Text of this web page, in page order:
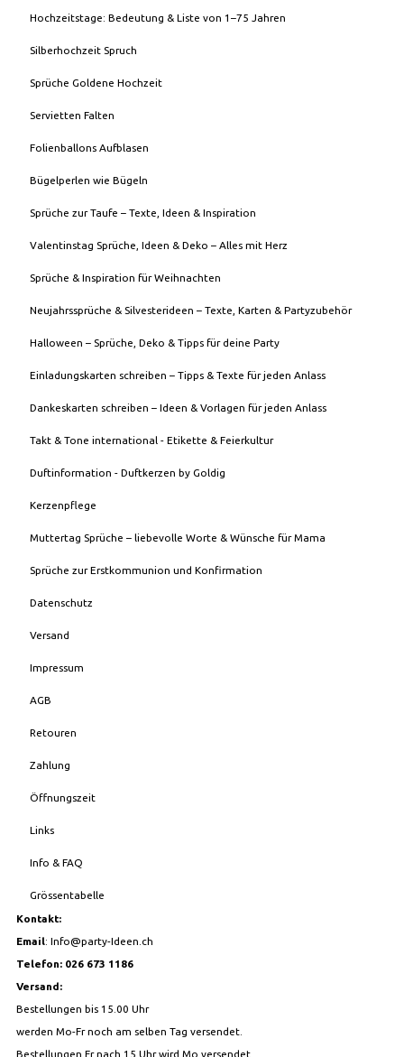
Hochzeitstage: Bedeutung & Liste von 1–75 Jahren
Silberhochzeit Spruch
Sprüche Goldene Hochzeit
Servietten Falten
Folienballons Aufblasen
Bügelperlen wie Bügeln
Sprüche zur Taufe – Texte, Ideen & Inspiration
Valentinstag Sprüche, Ideen & Deko – Alles mit Herz
Sprüche & Inspiration für Weihnachten
Neujahrssprüche & Silvesterideen – Texte, Karten & Partyzubehör
Halloween – Sprüche, Deko & Tipps für deine Party
Einladungskarten schreiben – Tipps & Texte für jeden Anlass
Dankeskarten schreiben – Ideen & Vorlagen für jeden Anlass
Takt & Tone international - Etikette & Feierkultur
Duftinformation - Duftkerzen by Goldig
Kerzenpflege
Muttertag Sprüche – liebevolle Worte & Wünsche für Mama
Sprüche zur Erstkommunion und Konfirmation
Datenschutz
Versand
Impressum
AGB
Retouren
Zahlung
Öffnungszeit
Links
Info & FAQ
Grössentabelle
Kontakt:
Email: Info@party-Ideen.ch
Telefon: 026 673 1186
Versand:
Bestellungen bis 15.00 Uhr
werden Mo-Fr noch am selben Tag versendet.
Bestellungen Fr nach 15 Uhr wird Mo versendet